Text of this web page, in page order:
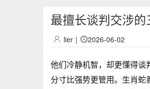
最擅长谈判交涉的
lier | 2026-06-02
他们冷静机智，却更懂得谈
分寸比强势更管用。生肖